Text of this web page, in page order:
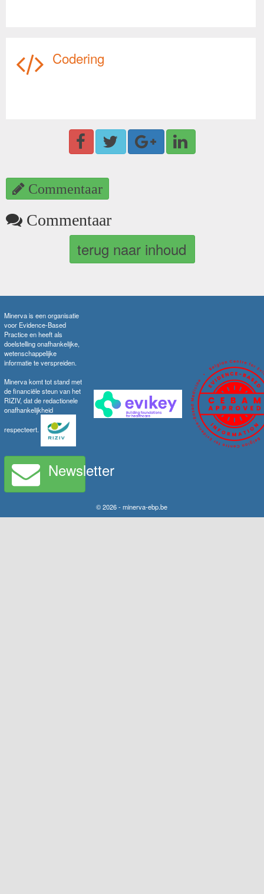
Codering
Commentaar
Commentaar
terug naar inhoud
Minerva is een organisatie
voor Evidence-Based
Practice en heeft als
doelstelling onafhankelijke,
wetenschappelijke
informatie te verspreiden.
Minerva komt tot stand met
de financiële steun van het
RIZIV, dat de redactionele
onafhankelijkheid
respecteert.
Newsletter
© 2026 - minerva-ebp.be